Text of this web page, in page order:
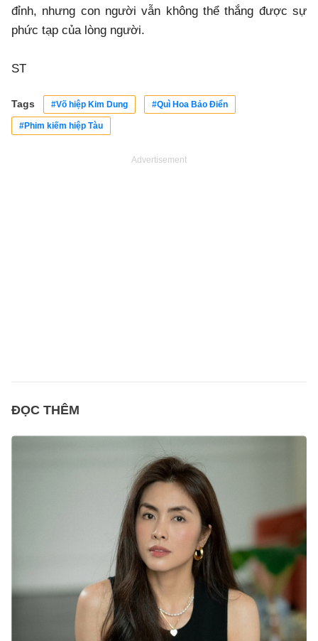
đỉnh, nhưng con người vẫn không thể thắng được sự
phức tạp của lòng người.
ST
Tags #Võ hiệp Kim Dung #Quì Hoa Bảo Điển
#Phim kiếm hiệp Tàu
Advertisement
ĐỌC THÊM